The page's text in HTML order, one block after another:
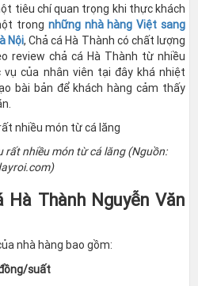
tiêu chí quan trọng khi thực khách
trong những nhà hàng Việt sang
Nội, Chả cá Hà Thành có chất lượng
review chả cá Hà Thành từ nhiều
vụ của nhân viên tại đây khá nhiệt
bài bản để khách hàng cảm thấy
rất nhiều món từ cá lăng (Nguồn:
Thành Nguyễn Văn
nhà hàng bao gồm:
suất